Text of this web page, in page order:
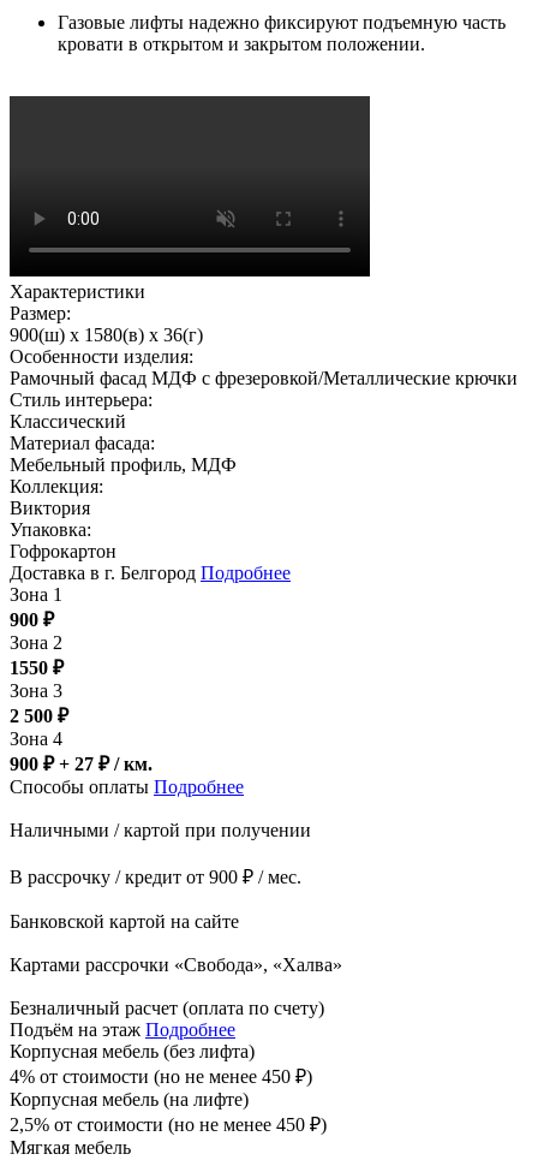
Газовые лифты надежно фиксируют подъемную часть
кровати в открытом и закрытом положении.
Характеристики
Размер:
900(ш) x 1580(в) x 36(г)
Особенности изделия:
Рамочный фасад МДФ с фрезеровкой/Металлические крючки
Стиль интерьера:
Классический
Материал фасада:
Мебельный профиль, МДФ
Коллекция:
Виктория
Упаковка:
Гофрокартон
Доставка в г. Белгород Подробнее
Зона 1
900 ₽
Зона 2
1550 ₽
Зона 3
2 500 ₽
Зона 4
900 ₽ + 27 ₽/ км.
Способы оплаты Подробнее
Наличными / картой при получении
В рассрочку / кредит от 900 ₽ / мес.
Банковской картой на сайте
Картами рассрочки «Свобода», «Халва»
Безналичный расчет (оплата по счету)
Подъём на этаж Подробнее
Корпусная мебель (без лифта)
4% от стоимости (но не менее 450 ₽)
Корпусная мебель (на лифте)
2,5% от стоимости (но не менее 450 ₽)
Мягкая мебель